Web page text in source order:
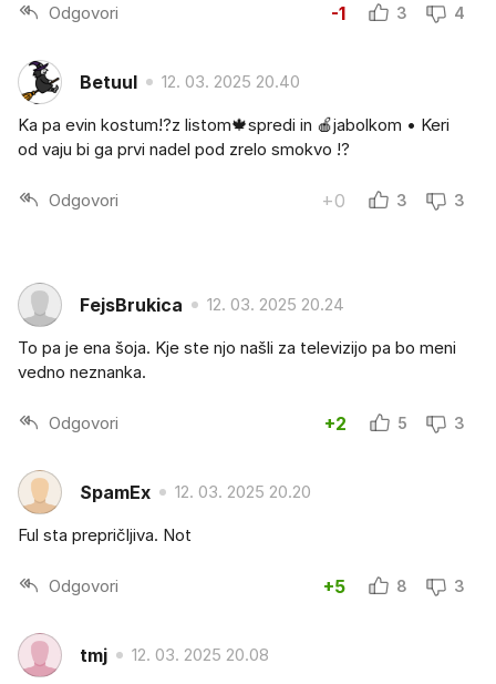
Odgovori -1 3 4
Betuul 12. 03. 2025 20.40
Ka pa evin kostum⁉️z listom🍁spredi in 🍎jabolkom • Keri
od vaju bi ga prvi nadel pod zrelo smokvo ⁉️
Odgovori +0 3 3
FejsBrukica 12. 03. 2025 20.24
To pa je ena šoja. Kje ste njo našli za televizijo pa bo meni
vedno neznanka.
Odgovori +2 5 3
SpamEx 12. 03. 2025 20.20
Ful sta prepričljiva. Not
Odgovori +5 8 3
tmj 12. 03. 2025 20.08